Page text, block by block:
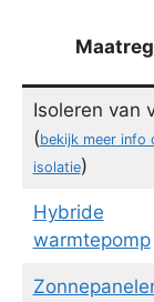
Isoleren van
(bekijk meer info
isolatie)
Hybride
warmtepomp